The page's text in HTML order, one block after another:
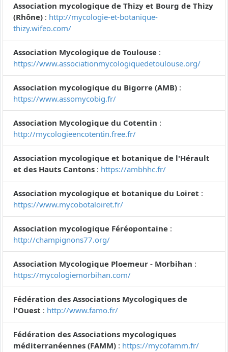
Association mycologique de Thizy et Bourg de Thizy
(Rhône) : http://mycologie-et-botanique-
thizy.wifeo.com/
Association Mycologique de Toulouse :
https://www.associationmycologiquedetoulouse.org/
Association mycologique du Bigorre (AMB) :
https://www.assomycobig.fr/
Association Mycologique du Cotentin :
http://mycologieencotentin.free.fr/
Association mycologique et botanique de l'Hérault
et des Hauts Cantons : https://ambhhc.fr/
Association mycologique et botanique du Loiret :
https://www.mycobotaloiret.fr/
Association mycologique Féréopontaine :
http://champignons77.org/
Association Mycologique Ploemeur - Morbihan :
https://mycologiemorbihan.com/
Fédération des Associations Mycologiques de
l'Ouest : http://www.famo.fr/
Fédération des Associations mycologiques
méditerranéennes (FAMM) : https://mycofamm.fr/